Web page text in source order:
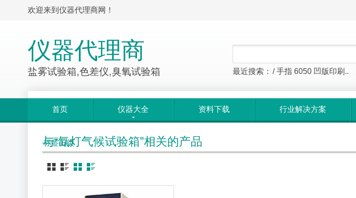
欢迎来到仪器代理商网！
仪器代理商
盐雾试验箱,色差仪,臭氧试验箱 最近搜索： / 手指 6050 凹版印刷..
首页 仪器大全 资料下载 行业解决方案
标签归类
与“氙灯气候试验箱”相关的产品